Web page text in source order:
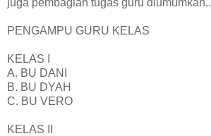
PENGAMPU GURU KELAS
KELAS I
A. BU DANI
B. BU DYAH
C. BU VERO
KELAS II